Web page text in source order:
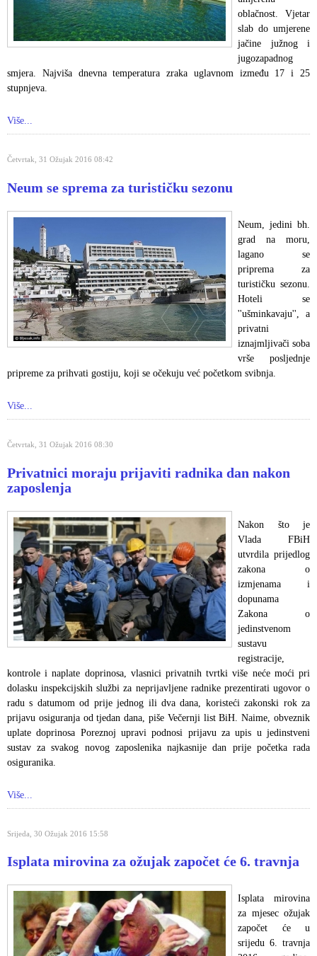
oblačnost. Vjetar
slab do umjerene
jačine južnog i
jugozapadnog
smjera. Najviša dnevna temperatura zraka uglavnom između 17 i 25
stupnjeva.
Više...
Četvrtak, 31 Ožujak 2016 08:42
Neum se sprema za turističku sezonu
Neum, jedini bh.
grad na moru,
lagano se
priprema za
turističku sezonu.
Hoteli se
''ušminkavaju'', a
privatni
iznajmljivači soba
vrše posljednje
pripreme za prihvati gostiju, koji se očekuju već početkom svibnja.
Više...
Četvrtak, 31 Ožujak 2016 08:30
Privatnici moraju prijaviti radnika dan nakon
zaposlenja
Nakon što je
Vlada FBiH
utvrdila prijedlog
zakona o
izmjenama i
dopunama
Zakona o
jedinstvenom
sustavu
registracije,
kontrole i naplate doprinosa, vlasnici privatnih tvrtki više neće moći pri
dolasku inspekcijskih službi za neprijavljene radnike prezentirati ugovor o
radu s datumom od prije jednog ili dva dana, koristeći zakonski rok za
prijavu osiguranja od tjedan dana, piše Večernji list BiH. Naime, obveznik
uplate doprinosa Poreznoj upravi podnosi prijavu za upis u jedinstveni
sustav za svakog novog zaposlenika najkasnije dan prije početka rada
osiguranika.
Više...
Srijeda, 30 Ožujak 2016 15:58
Isplata mirovina za ožujak započet će 6. travnja
Isplata mirovina
za mjesec ožujak
započet će u
srijedu 6. travnja